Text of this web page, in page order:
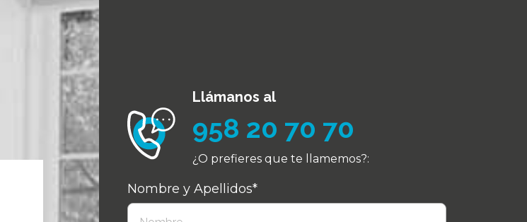
Llámanos al
958 20 70 70
¿O prefieres que te llamemos?:
Nombre y Apellidos*